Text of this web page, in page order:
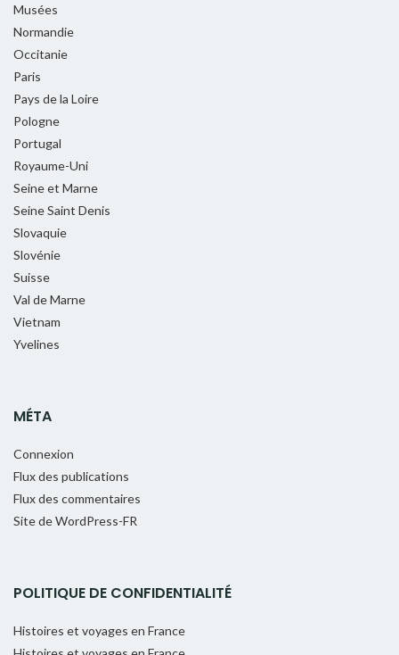
Musées
Normandie
Occitanie
Paris
Pays de la Loire
Pologne
Portugal
Royaume-Uni
Seine et Marne
Seine Saint Denis
Slovaquie
Slovénie
Suisse
Val de Marne
Vietnam
Yvelines
MÉTA
Connexion
Flux des publications
Flux des commentaires
Site de WordPress-FR
POLITIQUE DE CONFIDENTIALITÉ
Histoires et voyages en France